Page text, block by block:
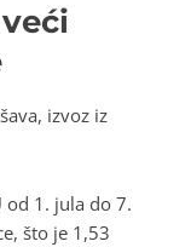
izvoz iz
od 1. jula do 7.
što je 1,53